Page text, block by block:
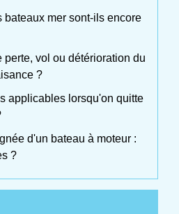
bateaux mer sont-ils encore
perte, vol ou détérioration du
?
applicables lorsqu'on quitte
d'un bateau à moteur :
?